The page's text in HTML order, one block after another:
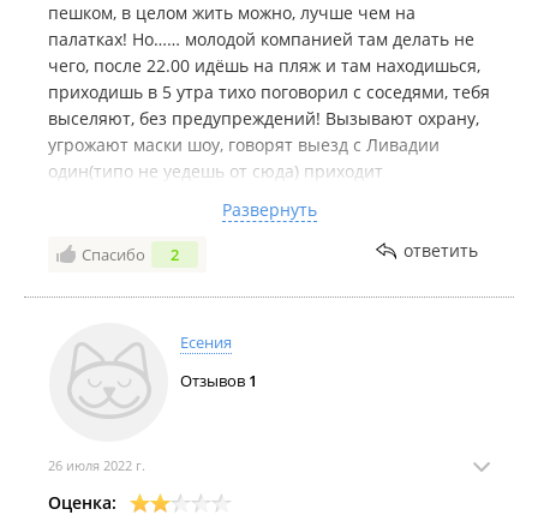
пешком, в целом жить можно, лучше чем на
палатках! Но…… молодой компанией там делать не
чего, после 22.00 идёшь на пляж и там находишься,
приходишь в 5 утра тихо поговорил с соседями, тебя
выселяют, без предупреждений! Вызывают охрану,
угрожают маски шоу, говорят выезд с Ливадии
один(типо не уедешь от сюда) приходит
может, в общем база для семейного, тихого отдыха!
Развернуть
Спасибо 2 ответить
Есения
Отзывов 1
26 июля 2022 г.
Оценка: